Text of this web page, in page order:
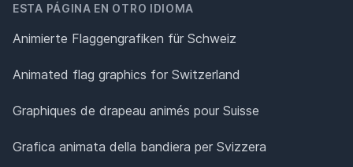
ESTA PÁGINA EN OTRO IDIOMA
Animierte Flaggengrafiken für Schweiz
Animated flag graphics for Switzerland
Graphiques de drapeau animés pour Suisse
Grafica animata della bandiera per Svizzera